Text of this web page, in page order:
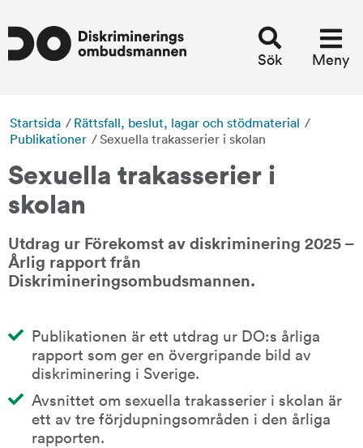
Sök Meny
Startsida / Rättsfall, beslut, lagar och stödmaterial /
Publikationer /Sexuella trakasserier i skolan
Sexuella trakasserier i
skolan
Utdrag ur Förekomst av diskriminering 2025 –
Årlig rapport från
Diskrimineringsombudsmannen.
Publikationen är ett utdrag ur DO:s årliga
rapport som ger en övergripande bild av
diskriminering i Sverige.
Avsnittet om sexuella trakasserier i skolan är
ett av tre förjdupningsområden i den årliga
rapporten.